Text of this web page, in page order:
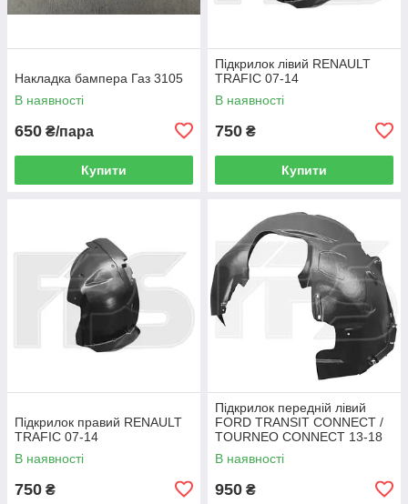
Накладка бампера Газ 3105
В наявності
650 ₴/пара
Купити
Підкрилок лівий RENAULT
TRAFIC 07-14
В наявності
750 ₴
Купити
Підкрилок правий RENAULT
TRAFIC 07-14
В наявності
750 ₴
Підкрилок передній лівий
FORD TRANSIT CONNECT /
TOURNEO CONNECT 13-18
В наявності
950 ₴